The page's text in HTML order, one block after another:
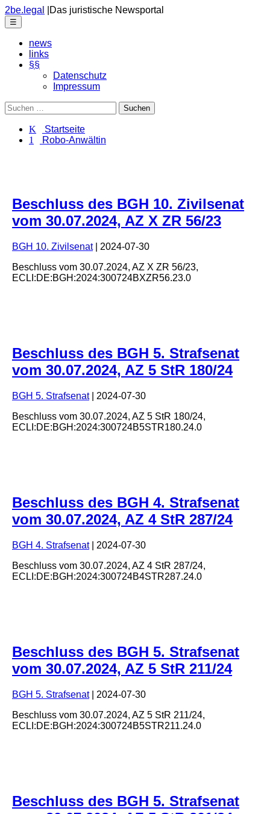
Skip
to
the
content
2be.legal Das juristische Newsportal
☰
news
links
§§
Datenschutz
Impressum
Suchen
nach:
K Startseite
1 Robo-Anwältin
Beschluss des BGH 10. Zivilsenat
vom 30.07.2024, AZ X ZR 56/23
BGH 10. Zivilsenat
2024-07-30
Beschluss vom 30.07.2024, AZ X ZR 56/23,
ECLI:DE:BGH:2024:300724BXZR56.23.0
Beschluss des BGH 5. Strafsenat
vom 30.07.2024, AZ 5 StR 180/24
BGH 5. Strafsenat
2024-07-30
Beschluss vom 30.07.2024, AZ 5 StR 180/24,
ECLI:DE:BGH:2024:300724B5STR180.24.0
Beschluss des BGH 4. Strafsenat
vom 30.07.2024, AZ 4 StR 287/24
BGH 4. Strafsenat
2024-07-30
Beschluss vom 30.07.2024, AZ 4 StR 287/24,
ECLI:DE:BGH:2024:300724B4STR287.24.0
Beschluss des BGH 5. Strafsenat
vom 30.07.2024, AZ 5 StR 211/24
BGH 5. Strafsenat
2024-07-30
Beschluss vom 30.07.2024, AZ 5 StR 211/24,
ECLI:DE:BGH:2024:300724B5STR211.24.0
Beschluss des BGH 5. Strafsenat